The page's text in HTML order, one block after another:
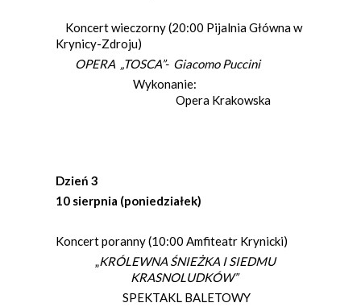
Koncert wieczorny (20:00 Pijalnia Główna w
Krynicy-Zdroju)
OPERA „TOSCA”- Giacomo Puccini
Wykonanie:
Opera Krakowska
Dzień 3
10 sierpnia (poniedziałek)
Koncert poranny (10:00 Amfiteatr Krynicki)
„KRÓLEWNA ŚNIEŻKA I SIEDMU
KRASNOLUDKÓW”
SPEKTAKL BALETOWY